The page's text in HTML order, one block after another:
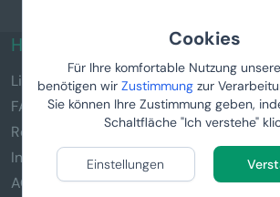
Cookies
Für Ihre komfortable Nutzung
benötigen wir Zustimmung zur
Sie können Ihre Zustimmung geben,
Schaltfläche "Ich verstehe"
Einstellungen
HILFREICHE LINKS
Lieferung & Zahlung
FAQ
Reklamation und Rückgabe von Waren
Informationen zu den Geschenken
AGB